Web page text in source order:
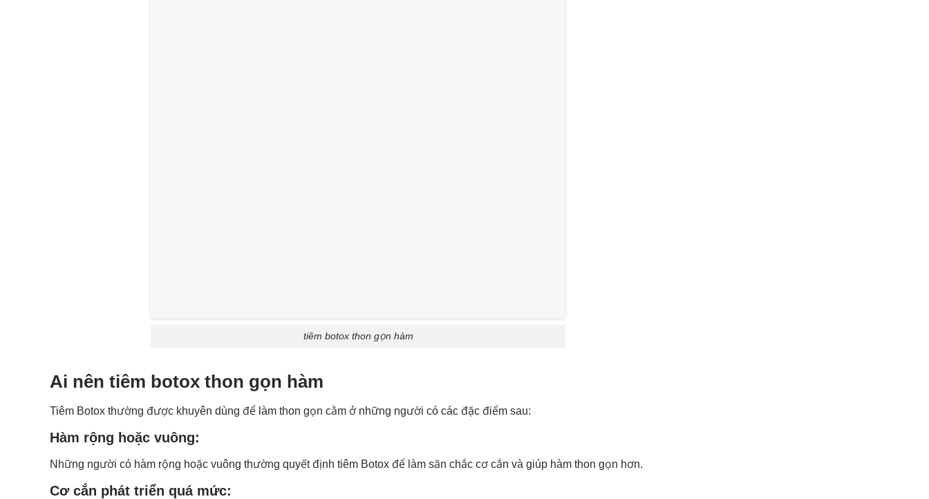
tiêm botox thon gọn hàm
Ai nên tiêm botox thon gọn hàm
Tiêm Botox thường được khuyên dùng để làm thon gọn cằm ở những người có các đặc điểm sau:
Hàm rộng hoặc vuông:
Những người có hàm rộng hoặc vuông thường quyết định tiêm Botox để làm săn chắc cơ cắn và giúp hàm thon gọn hơn.
Cơ cắn phát triển quá mức: